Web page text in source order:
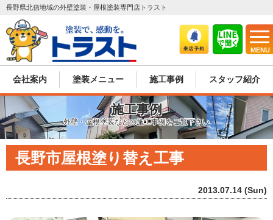
MENU
長野県北信地域の外壁塗装・屋根塗装専門店トラスト
会社案内 塗装メニュー 施工事例 スタッフ紹介
施工事例
外壁・屋根塗装などの施工事例をご覧下さい
長野市屋根塗り替え工事
2013.07.14 (Sun)